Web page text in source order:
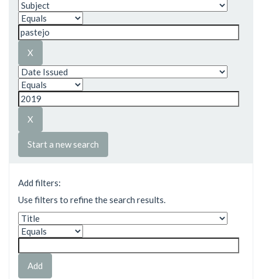
Start a new search
Add filters:
Use filters to refine the search results.